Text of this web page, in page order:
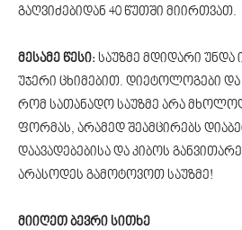
გაღვიძებიდან 40 წუთში მიირთვათ.
მესამე წესი: საუზმე მდიდარი უნდა
უჯერი ცხიმებით. დიეტოლოგები და
რომ სათანადო საუზმე არა
ფორმას, არამედ შეამცირებს
დაავადებებისა და კიბოს
არასოდეს გამოტოვოთ საუზმე!
მიიღეთ ბევრი სითხე